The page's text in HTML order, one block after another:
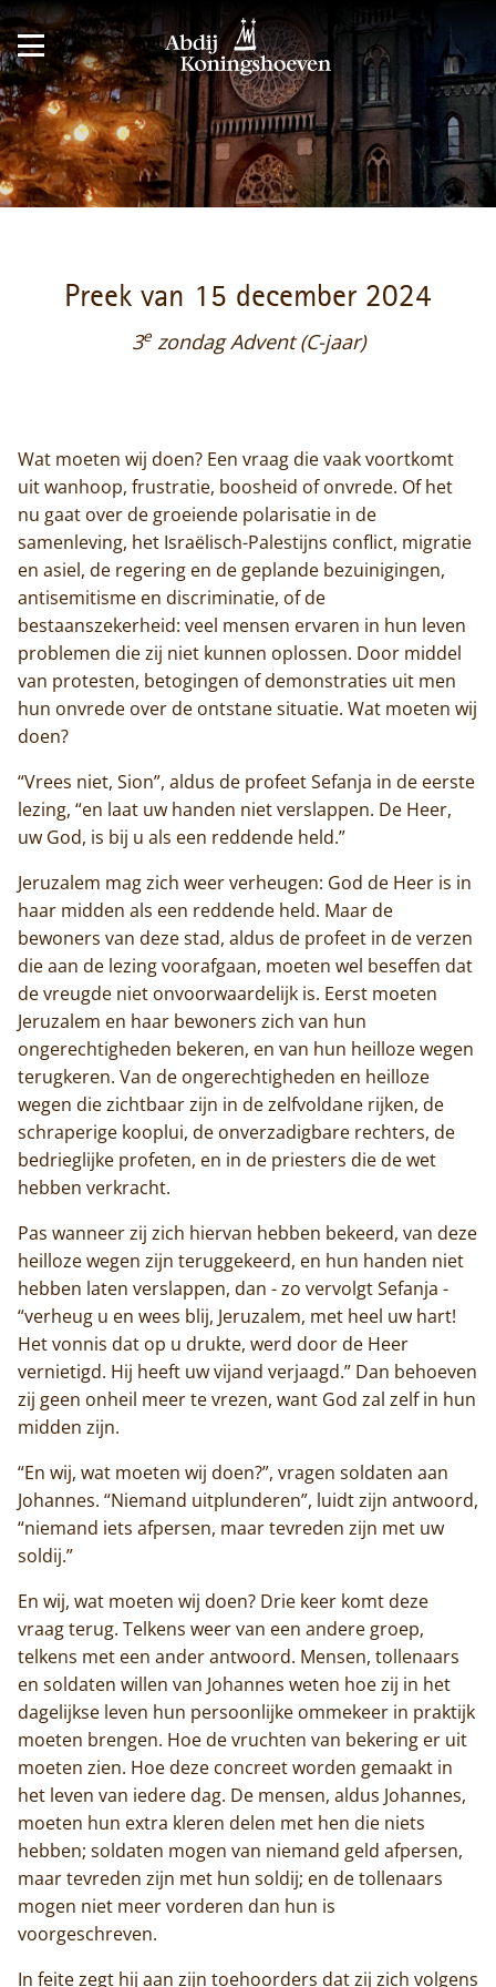
Preek van 15 december 2024
3ezondag Advent (C-jaar)
Wat moeten wij doen? Een vraag die vaak voortkomt
uit wanhoop, frustratie, boosheid of onvrede. Of het
nu gaat over de groeiende polarisatie in de
samenleving, het Israëlisch-Palestijns conflict, migratie
en asiel, de regering en de geplande bezuinigingen,
antisemitisme en discriminatie, of de
bestaanszekerheid: veel mensen ervaren in hun leven
problemen die zij niet kunnen oplossen. Door middel
van protesten, betogingen of demonstraties uit men
hun onvrede over de ontstane situatie. Wat moeten wij
doen?
“Vrees niet, Sion”, aldus de profeet Sefanja in de eerste
lezing, “en laat uw handen niet verslappen. De Heer,
uw God, is bij u als een reddende held.”
Jeruzalem mag zich weer verheugen: God de Heer is in
haar midden als een reddende held. Maar de
bewoners van deze stad, aldus de profeet in de verzen
die aan de lezing voorafgaan, moeten wel beseffen dat
de vreugde niet onvoorwaardelijk is. Eerst moeten
Jeruzalem en haar bewoners zich van hun
ongerechtigheden bekeren, en van hun heilloze wegen
terugkeren. Van de ongerechtigheden en heilloze
wegen die zichtbaar zijn in de zelfvoldane rijken, de
schraperige kooplui, de onverzadigbare rechters, de
bedrieglijke profeten, en in de priesters die de wet
hebben verkracht.
Pas wanneer zij zich hiervan hebben bekeerd, van deze
heilloze wegen zijn teruggekeerd, en hun handen niet
hebben laten verslappen, dan - zo vervolgt Sefanja -
“verheug u en wees blij, Jeruzalem, met heel uw hart!
Het vonnis dat op u drukte, werd door de Heer
vernietigd. Hij heeft uw vijand verjaagd.” Dan behoeven
zij geen onheil meer te vrezen, want God zal zelf in hun
midden zijn.
“En wij, wat moeten wij doen?”, vragen soldaten aan
Johannes. “Niemand uitplunderen”, luidt zijn antwoord,
“niemand iets afpersen, maar tevreden zijn met uw
soldij.”
En wij, wat moeten wij doen? Drie keer komt deze
vraag terug. Telkens weer van een andere groep,
telkens met een ander antwoord. Mensen, tollenaars
en soldaten willen van Johannes weten hoe zij in het
dagelijkse leven hun persoonlijke ommekeer in praktijk
moeten brengen. Hoe de vruchten van bekering er uit
moeten zien. Hoe deze concreet worden gemaakt in
het leven van iedere dag. De mensen, aldus Johannes,
moeten hun extra kleren delen met hen die niets
hebben; soldaten mogen van niemand geld afpersen,
maar tevreden zijn met hun soldij; en de tollenaars
mogen niet meer vorderen dan hun is
voorgeschreven.
In feite zegt hij aan zijn toehoorders dat zij zich volgens